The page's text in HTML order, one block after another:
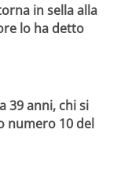
in sella alla
lo ha detto
39 anni, chi si
numero 10 del